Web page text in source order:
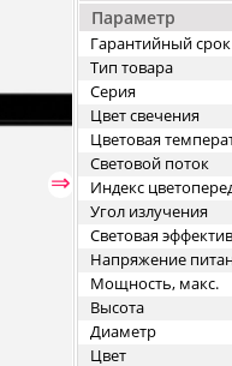
⇒
Параметр
Гарантийный срок
Тип товара
Серия
Цвет свечения
Цветовая
Световой поток
Индекс
Угол излучения
Световая
Напряжение
Мощность, макс.
Высота
Диаметр
Цвет